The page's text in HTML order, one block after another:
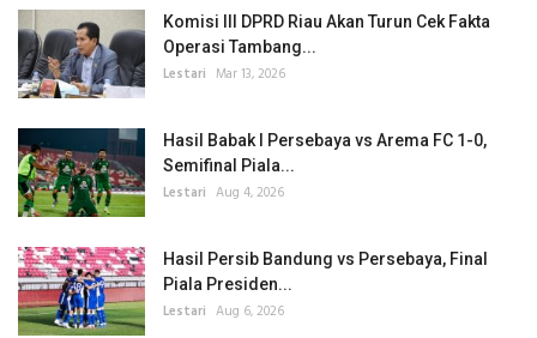
Komisi III DPRD Riau Akan Turun Cek Fakta
Operasi Tambang...
Lestari Mar 13, 2026
Hasil Babak I Persebaya vs Arema FC 1-0,
Semifinal Piala...
Lestari Aug 4, 2026
Hasil Persib Bandung vs Persebaya, Final
Piala Presiden...
Lestari Aug 6, 2026